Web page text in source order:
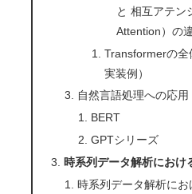
と 相互アテン
Attention）の
Transformerの全
実装例）
自然言語処理への応用
BERT
GPTシリーズ
時系列データ解析にお
時系列データ解析にお